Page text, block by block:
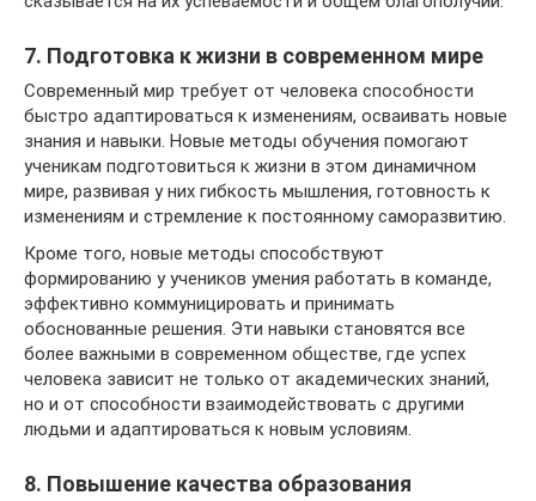
7. Подготовка к жизни в современном мире
Современный мир требует от человека способности
быстро адаптироваться к изменениям, осваивать новые
знания и навыки. Новые методы обучения помогают
ученикам подготовиться к жизни в этом динамичном
мире, развивая у них гибкость мышления, готовность к
изменениям и стремление к постоянному саморазвитию.
Кроме того, новые методы способствуют
формированию у учеников умения работать в команде,
эффективно коммуницировать и принимать
обоснованные решения. Эти навыки становятся все
более важными в современном обществе, где успех
человека зависит не только от академических знаний,
но и от способности взаимодействовать с другими
людьми и адаптироваться к новым условиям.
8. Повышение качества образования